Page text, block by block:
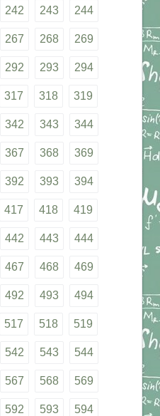
242 243 244
267 268 269
292 293 294
317 318 319
342 343 344
367 368 369
392 393 394
417 418 419
442 443 444
467 468 469
492 493 494
517 518 519
542 543 544
567 568 569
592 593 594